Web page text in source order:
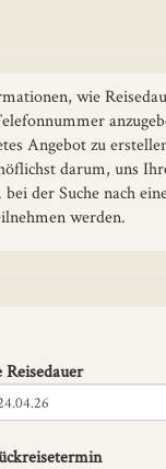
wie
Angebot zu
darum, uns
der Suche nach
werden.
Reisedauer